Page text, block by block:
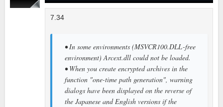
7.34
• In some environments (MSVCR100.DLL-free
environment) Arcext.dll could not be loaded.
• When you create encrypted archives in the
function "one-time path generation", warning
dialogs have been displayed on the reverse of
the Japanese and English versions if the